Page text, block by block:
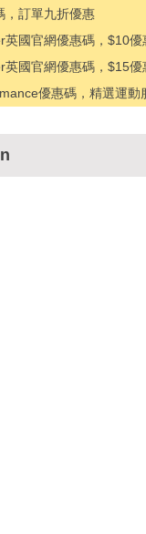
，訂單九折優惠
英國官網優惠碼，$10優
英國官網優惠碼，$15優
優惠碼，精選運動